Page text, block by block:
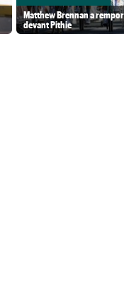
Matthew Brennan a
devant Pithie